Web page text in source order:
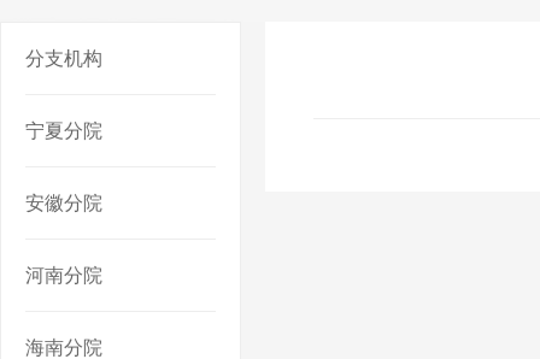
分支机构
宁夏分院
安徽分院
河南分院
海南分院